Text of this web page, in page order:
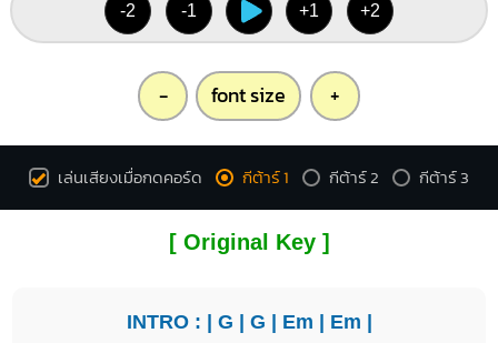
-2 -1 +1 +2
- font size +
เล่นเสียงเมื่อกดคอร์ด กีต้าร์ 1 กีต้าร์ 2 กีต้าร์ 3
[ Original Key ]
INTRO : | G | G | Em | Em |